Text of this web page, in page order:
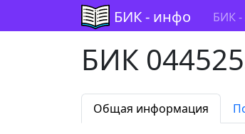
БИК - инфо БИК -
БИК
Общая информация